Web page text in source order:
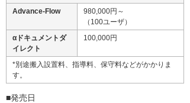
Advance-Flow
980,000円～
（100ユーザ）
αドキュメントダ
イレクト
100,000円
*別途搬入設置料、指導料、保守料などがかかりま
す。
■発売日